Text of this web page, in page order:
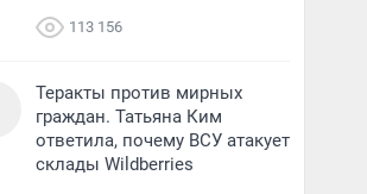
113 156
Теракты против мирных
граждан. Татьяна Ким
ответила, почему ВСУ атакует
склады Wildberries